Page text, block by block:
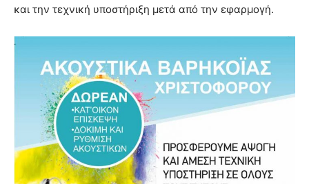
και την τεχνική υποστήριξη μετά από την εφαρμογή.